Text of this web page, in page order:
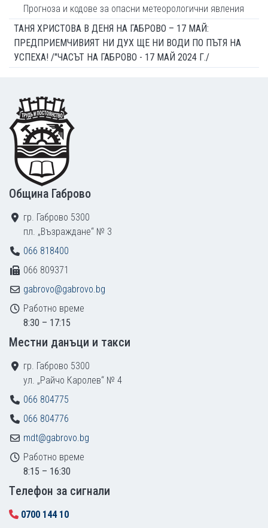
Прогноза и кодове за опасни метеорологични явления
ТАНЯ ХРИСТОВА В ДЕНЯ НА ГАБРОВО – 17 МАЙ:
ПРЕДПРИЕМЧИВИЯТ НИ ДУХ ЩЕ НИ ВОДИ ПО ПЪТЯ НА
УСПЕХА! /"ЧАСЪТ НА ГАБРОВО - 17 МАЙ 2024 Г./
Footer
Община Габрово
гр. Габрово 5300
пл. „Възраждане“ № 3
066 818400
066 809371
gabrovo@gabrovo.bg
Работно време
8:30 – 17:15
Местни данъци и такси
гр. Габрово 5300
ул. „Райчо Каролев“ № 4
066 804775
066 804776
mdt@gabrovo.bg
Работно време
8:15 – 16:30
Tелефон за сигнали
0700 144 10